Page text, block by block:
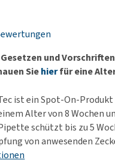
Haut-/Fellprobleme und
ansehen
und
Siehierfür eine
ist ein Spot-On-Produkt
Alter von 8 Wochen
schützt bis zu 5
von anwesenden